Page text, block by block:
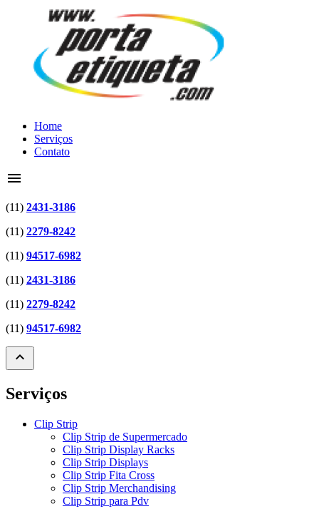
Home
Serviços
Contato
menu
(11) 2431-3186
(11) 2279-8242
(11) 94517-6982
(11) 2431-3186
(11) 2279-8242
(11) 94517-6982
expand_less
Serviços
Clip Strip
Clip Strip de Supermercado
Clip Strip Display Racks
Clip Strip Displays
Clip Strip Fita Cross
Clip Strip Merchandising
Clip Strip para Pdv